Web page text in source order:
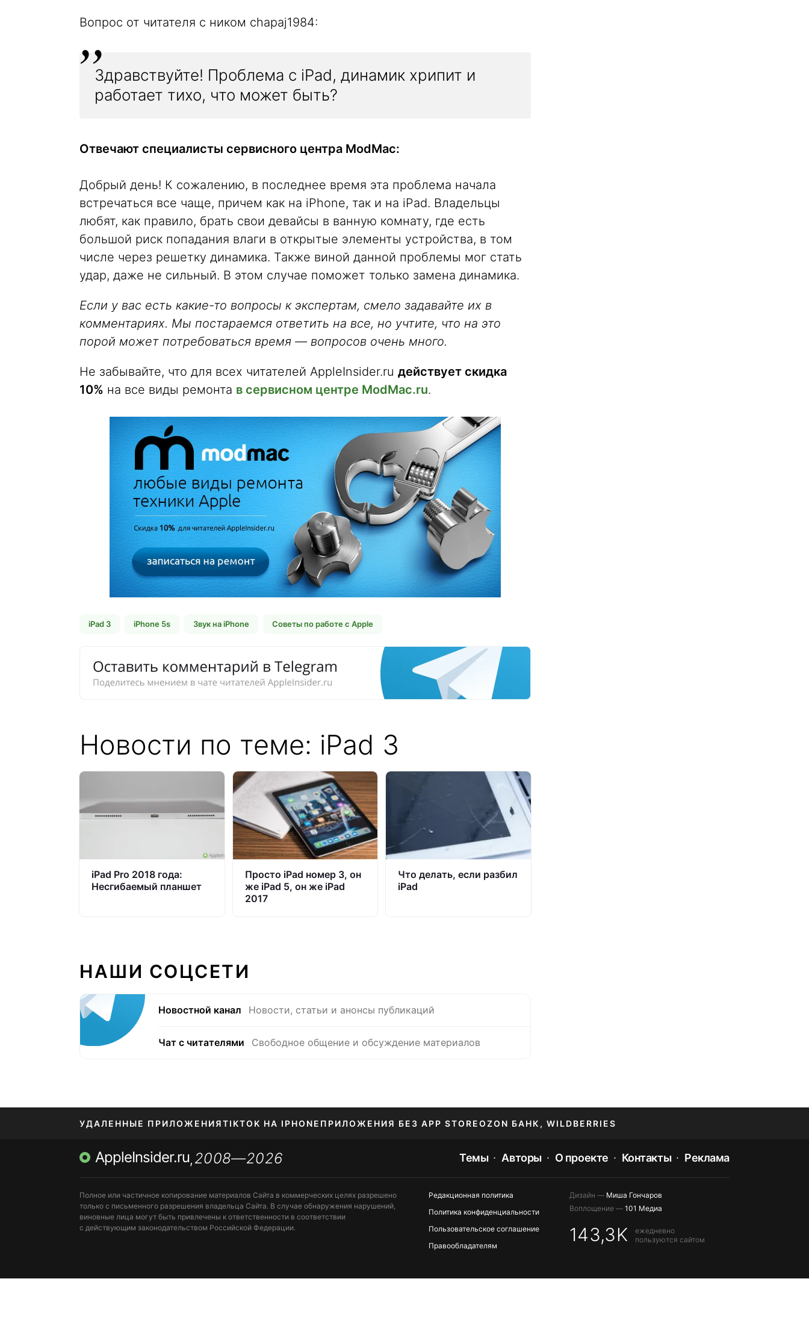
Вопрос от читателя с ником chapaj1984:
Здравствуйте! Проблема с iPad, динамик хрипит и
работает тихо, что может быть?
Отвечают специалисты сервисного центра ModMac:
Добрый день! К сожалению, в последнее время эта проблема начала
встречаться все чаще, причем как на iPhone, так и на iPad. Владельцы
любят, как правило, брать свои девайсы в ванную комнату, где есть
большой риск попадания влаги в открытые элементы устройства, в том
числе через решетку динамика. Также виной данной проблемы мог стать
удар, даже не сильный. В этом случае поможет только замена динамика.
Если у вас есть какие-то вопросы к экспертам, смело задавайте их в
комментариях. Мы постараемся ответить на все, но учтите, что на это
порой может потребоваться время — вопросов очень много.
Не забывайте, что для всех читателей AppleInsider.ru действует скидка
10% на все виды ремонта в сервисном центре ModMac.ru.
iPad 3 iPhone 5s Звук на iPhone Советы по работе с Apple
Новости по теме: iPad 3
iPad Pro 2018 года:
Несгибаемый планшет
Просто iPad номер 3, он
же iPad 5, он же iPad
2017
Что делать, если разбил
iPad
НАШИ СОЦСЕТИ
Новостной канал Новости, статьи и анонсы публикаций
Чат с читателями Свободное общение и обсуждение материалов
УДАЛЕННЫЕ ПРИЛОЖЕНИЯTIKTOK НА IPHONE ПРИЛОЖЕНИЯ БЕЗ APP STOREOZON БАНК, WILDBERRIES
МЕССЕНДЖЕРЫ KAKAOTALK, B…ПОПОЛНЕНИЕ APPLE ID
AppleInsider.ru, 2008—2026 Темы Авторы О проекте Контакты Реклама
Полное или частичное копирование материалов Сайта в коммерческих целях разрешено
только с письменного разрешения владельца Сайта. В случае обнаружения нарушений,
виновные лица могут быть привлечены к ответственности в соответствии
с действующим законодательством Российской Федерации.
Редакционная политика
Политика конфиденциальности
Пользовательское соглашение
Правообладателям
Дизайн — Миша Гончаров
Воплощение — 101 Медиа
143,3K
ежедневно
пользуются сайтом